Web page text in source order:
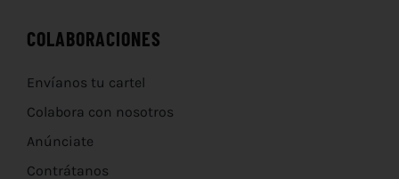
COLABORACIONES
Envíanos tu cartel
Colabora con nosotros
Anúnciate
Contrátanos